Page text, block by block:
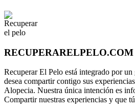
RECUPERARELPELO.COM
Recuperar El Pelo está integrado por un
desea compartir contigo sus
Alopecia. Nuestra única intención es
Compartir nuestras experiencias y que